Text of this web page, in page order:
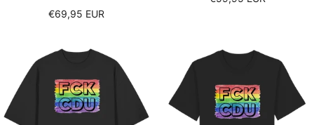
Sale
€69,95 EUR